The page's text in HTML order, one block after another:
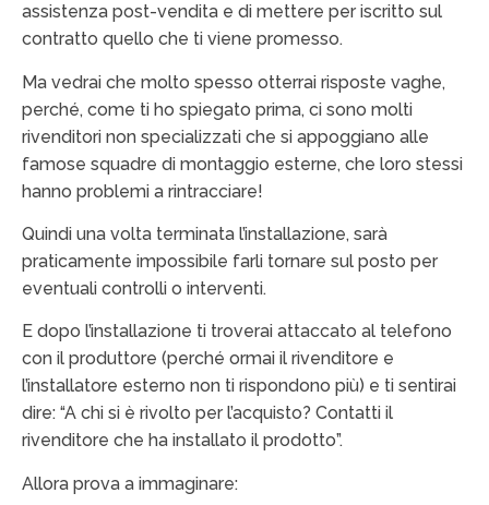
assistenza post-vendita e di mettere per iscritto sul
contratto quello che ti viene promesso.
Ma vedrai che molto spesso otterrai risposte vaghe,
perché, come ti ho spiegato prima, ci sono molti
rivenditori non specializzati che si appoggiano alle
famose squadre di montaggio esterne, che loro stessi
hanno problemi a rintracciare!
Quindi una volta terminata l’installazione, sarà
praticamente impossibile farli tornare sul posto per
eventuali controlli o interventi.
E dopo l’installazione ti troverai attaccato al telefono
con il produttore (perché ormai il rivenditore e
l’installatore esterno non ti rispondono più) e ti sentirai
dire: “A chi si è rivolto per l’acquisto? Contatti il
rivenditore che ha installato il prodotto”.
Allora prova a immaginare: